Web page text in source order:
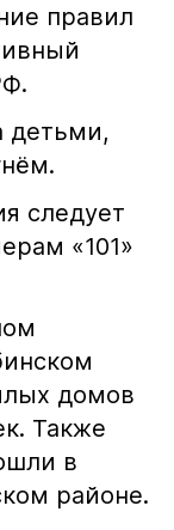
правил
детьми,
следует
«101»
домов
Также
в
районе.